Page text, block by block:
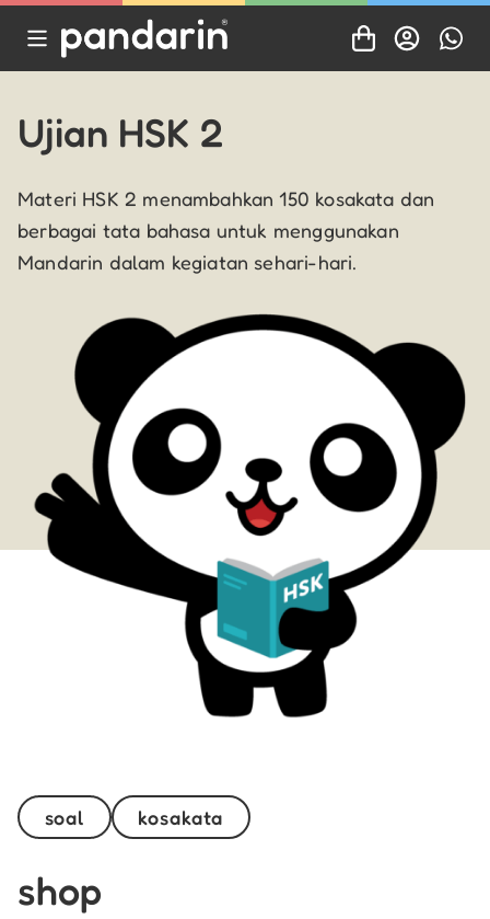
Ujian HSK 2
Materi HSK 2 menambahkan 150 kosakata dan
berbagai tata bahasa untuk menggunakan
Mandarin dalam kegiatan sehari-hari.
soal kosakata
shop